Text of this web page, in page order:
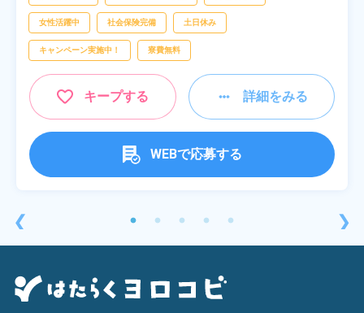
❮
女性活躍中 社会保険完備 土日休み
キャンペーン実施中！ 寮費無料
キープする 詳細をみる
WEBで応募する
❯